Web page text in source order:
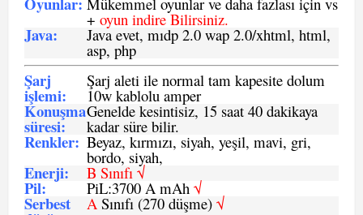
+ oyun indire Bilirsiniz.
Java: Java evet, mıdp 2.0 wap 2.0/xhtml, html,
asp, php
Şarj
işlemi:
Şarj aleti ile normal tam kapesite dolum
10w kablolu amper
Konuşma
süresi:
Genelde kesintisiz, 15 saat 40 dakikaya
kadar süre bilir.
Renkler: Beyaz, kırmızı, siyah, yeşil, mavi, gri,
bordo, siyah,
Enerji: B Sınıfı √
Pil: PiL:3700 A mAh √
Serbest ASınıfı (270 düşme) √